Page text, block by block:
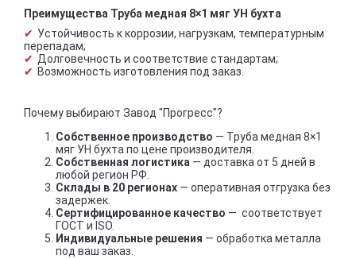
Преимущества Труба медная 8×1 мяг УН бухта
Устойчивость к коррозии, нагрузкам, температурным
перепадам;
Долговечность и соответствие стандартам;
Возможность изготовления под заказ.
Почему выбирают Завод "Прогресс"?
Собственное производство — Труба медная 8×1
мяг УН бухта по цене производителя.
Собственная логистика — доставка от 5 дней в
любой регион РФ.
Склады в 20 регионах — оперативная отгрузка без
задержек.
Сертифицированное качество — соответствует
ГОСТ и ISO.
Индивидуальные решения — обработка металла
под ваш заказ.